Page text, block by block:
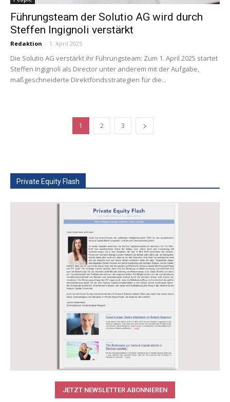
Führungsteam der Solutio AG wird durch
Steffen Ingignoli verstärkt
Redaktion - 1. April 2025
Die Solutio AG verstärkt ihr Führungsteam: Zum 1. April 2025 startet
Steffen Ingignoli als Director unter anderem mit der Aufgabe,
maßgeschneiderte Direktfondsstrategien für die...
1 2 3
Private Equity Flash
JETZT NEWSLETTER ABONNIEREN